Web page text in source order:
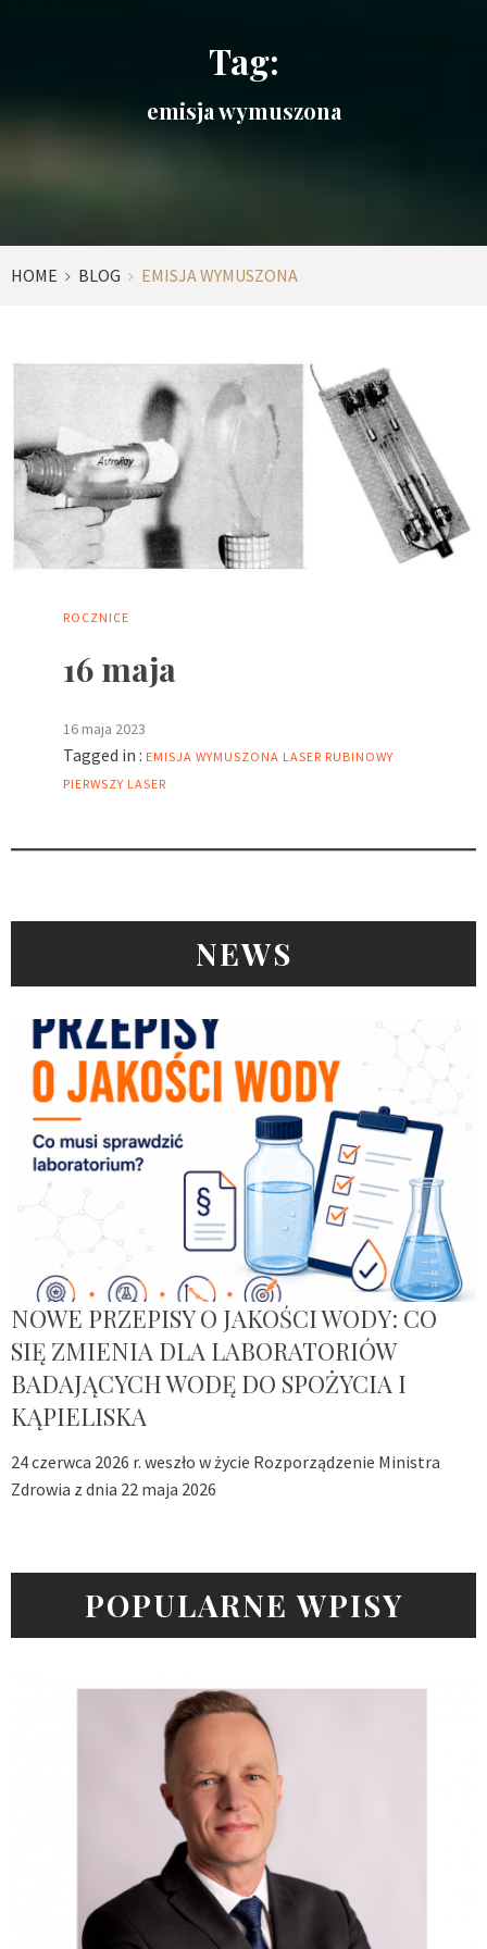
Tag:
emisja wymuszona
HOME BLOG EMISJA WYMUSZONA
ROCZNICE
16 maja
16 maja 2023
Tagged in : EMISJA WYMUSZONA LASER RUBINOWY
PIERWSZY LASER
NEWS
NOWE PRZEPISY O JAKOŚCI WODY: CO
SIĘ ZMIENIA DLA LABORATORIÓW
BADAJĄCYCH WODĘ DO SPOŻYCIA I
KĄPIELISKA
24 czerwca 2026 r. weszło w życie Rozporządzenie Ministra
Zdrowia z dnia 22 maja 2026
POPULARNE WPISY